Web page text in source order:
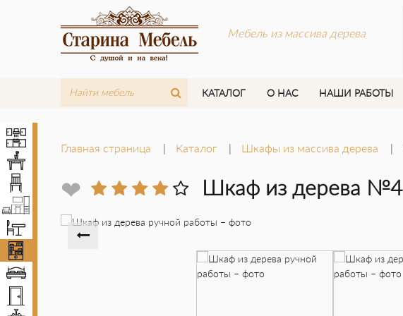
Мебель из массива дерева
КАТАЛОГ О НАС НАШИ РАБОТЫ
Стулья
Комплекты мебели
Главная страница Каталог Шкафы из массива дерева
❤ Шкаф из дерева №4